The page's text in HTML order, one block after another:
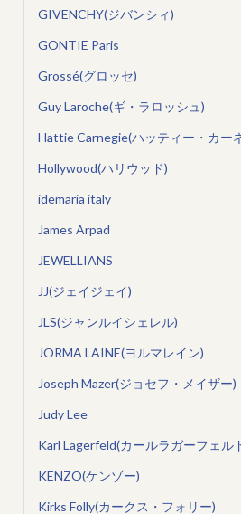
GIVENCHY(ジバンシィ)
GONTIE Paris
Grossé(グロッセ)
Guy Laroche(ギ・ラロッシュ)
Hattie Carnegie(ハッティー・カー
Hollywood(ハリウッド)
idemaria italy
James Arpad
JEWELLIANS
JJ(ジェイジェイ)
JLS(ジャンルイシェレル)
JORMA LAINE(ヨルマレイン)
Joseph Mazer(ジョセフ・メイザー)
Judy Lee
Karl Lagerfeld(カールラガーフェル
KENZO(ケンゾー)
Kirks Folly(カークス・フォリー)